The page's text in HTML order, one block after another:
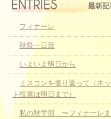
フィナーレ
秋祭一日目
いよいよ明日から
ミスコンを振り返って（ネッ
ト投票は明日まで）
私の秋学期 〜フィナーレま